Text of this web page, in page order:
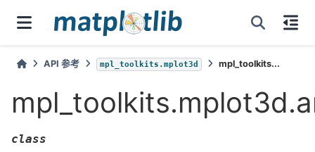
API 参考 mpl_toolkits.mplot3d mpl_toolkits...
class